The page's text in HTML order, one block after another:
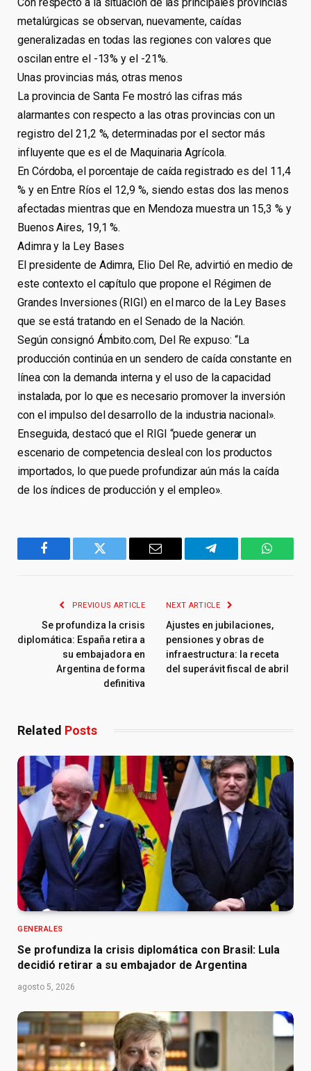
metalúrgicas se observan, nuevamente, caídas
generalizadas en todas las regiones con valores que
oscilan entre el -13% y el -21%.
Unas provincias más, otras menos
La provincia de Santa Fe mostró las cifras más
alarmantes con respecto a las otras provincias con un
registro del 21,2 %, determinadas por el sector más
influyente que es el de Maquinaria Agrícola.
En Córdoba, el porcentaje de caída registrado es del 11,4
% y en Entre Ríos el 12,9 %, siendo estas dos las menos
afectadas mientras que en Mendoza muestra un 15,3 % y
Buenos Aires, 19,1 %.
Adimra y la Ley Bases
El presidente de Adimra, Elio Del Re, advirtió en medio de
este contexto el capítulo que propone el Régimen de
Grandes Inversiones (RIGI) en el marco de la Ley Bases
que se está tratando en el Senado de la Nación.
Según consignó Ámbito.com, Del Re expuso: “La
producción continúa en un sendero de caída constante en
línea con la demanda interna y el uso de la capacidad
instalada, por lo que es necesario promover la inversión
con el impulso del desarrollo de la industria nacional».
Enseguida, destacó que el RIGI “puede generar un
escenario de competencia desleal con los productos
importados, lo que puede profundizar aún más la caída
de los índices de producción y el empleo».
Facebook Twitter Email Telegram
PREVIOUS ARTICLE
Se profundiza la crisis
diplomática: España retira a
su embajadora en
Argentina de forma
definitiva
NEXT ARTICLE
Ajustes en jubilaciones,
pensiones y obras de
infraestructura: la receta
del superávit fiscal de abril
Related Posts
GENERALES
Se profundiza la crisis diplomática con Brasil: Lula
decidió retirar a su embajador de Argentina
agosto 5, 2026